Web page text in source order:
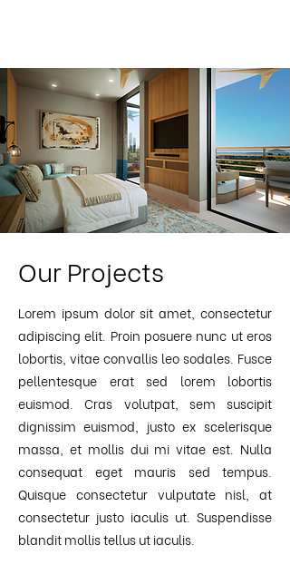
Our Projects
Lorem ipsum dolor sit amet, consectetur
adipiscing elit. Proin posuere nunc ut eros
lobortis, vitae convallis leo sodales. Fusce
pellentesque erat sed lorem lobortis
euismod. Cras volutpat, sem suscipit
dignissim euismod, justo ex scelerisque
massa, et mollis dui mi vitae est. Nulla
consequat eget mauris sed tempus.
Quisque consectetur vulputate nisl, at
consectetur justo iaculis ut. Suspendisse
blandit mollis tellus ut iaculis.